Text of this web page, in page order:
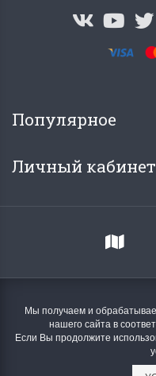
Популярное
Личный кабинет
Мы получаем и
нашего сайта в
Если Вы продолжите